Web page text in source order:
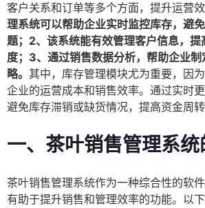
客户关系和订单等多个方面，提升运营效
理系统可以帮助企业实时监控库存，避
题；2、该系统能有效管理客户信息，
度；3、通过销售数据分析，帮助企业
略。 其中，库存管理模块尤为重要，因
企业的运营成本和销售效率。通过实时
避免库存滞销或缺货情况，提高资金周转
一、茶叶销售管理系
茶叶销售管理系统作为一种综合性的软
有助于提升销售和管理效率的功能。以